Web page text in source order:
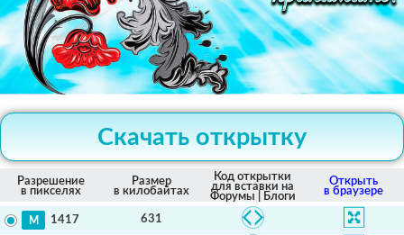
Скачать открытку
Разрешение
в пикселях
Размер
в килобайтах
Код открытки
для вставки на
Форумы | Блоги
Открыть
в браузере
1417 631